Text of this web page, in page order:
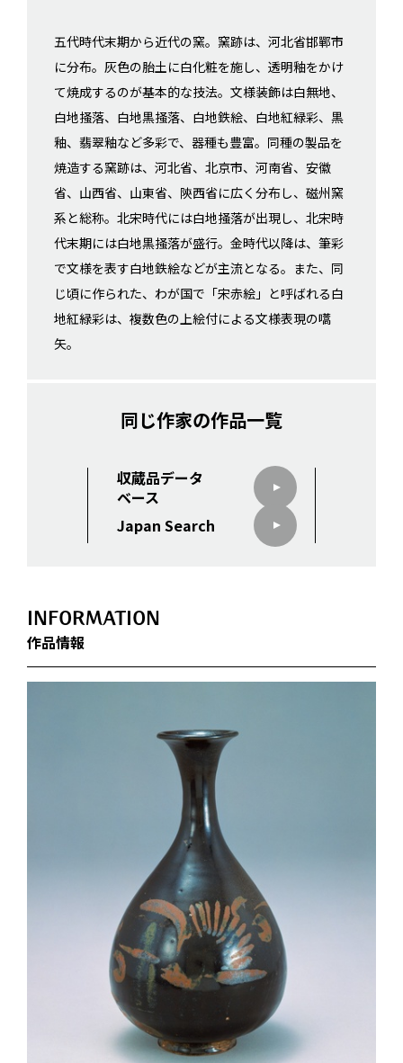
五代時代末期から近代の窯。窯跡は、河北省邯鄲市
に分布。灰色の胎土に白化粧を施し、透明釉をかけ
て焼成するのが基本的な技法。文様装飾は白無地、
白地掻落、白地黒掻落、白地鉄絵、白地紅緑彩、黒
釉、翡翠釉など多彩で、器種も豊富。同種の製品を
焼造する窯跡は、河北省、北京市、河南省、安徽
省、山西省、山東省、陝西省に広く分布し、磁州窯
系と総称。北宋時代には白地掻落が出現し、北宋時
代末期には白地黒掻落が盛行。金時代以降は、筆彩
で文様を表す白地鉄絵などが主流となる。また、同
じ頃に作られた、わが国で「宋赤絵」と呼ばれる白
地紅緑彩は、複数色の上絵付による文様表現の嚆
矢。
同じ作家の作品一覧
収蔵品データ
ベース
Japan Search
INFORMATION
作品情報